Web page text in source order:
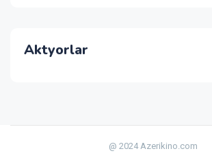
Aktyorlar
@ 2024 Azerikino.com